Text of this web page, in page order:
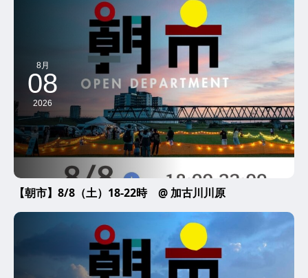
8月
08
2026
【朝市】8/8（土）18-22時 @ 加古川川原